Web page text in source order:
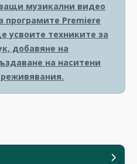
музикални видео
програмите Premiere
усвоите техниките за
добавяне на
на наситени